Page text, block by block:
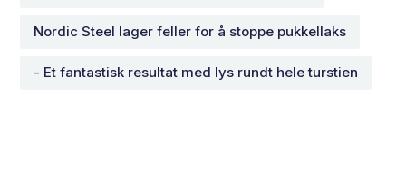
Nordic Steel lager feller for å stoppe pukkellaks
- Et fantastisk resultat med lys rundt hele turstien